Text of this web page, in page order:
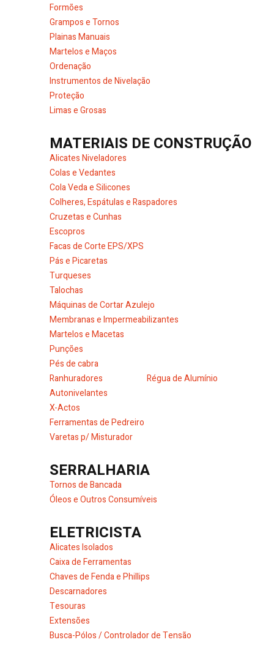
Formões
Grampos e Tornos
Plainas Manuais
Martelos e Maços
Ordenação
Instrumentos de Nivelação
Proteção
Limas e Grosas
MATERIAIS DE CONSTRUÇÃO
Alicates Niveladores
Colas e Vedantes
Cola Veda e Silicones
Colheres, Espátulas e Raspadores
Cruzetas e Cunhas
Escopros
Facas de Corte EPS/XPS
Pás e Picaretas
Turqueses
Talochas
Máquinas de Cortar Azulejo
Membranas e Impermeabilizantes
Martelos e Macetas
Punções
Pés de cabra
Ranhuradores
Régua de Alumínio
Autonivelantes
X-Actos
Ferramentas de Pedreiro
Varetas p/ Misturador
SERRALHARIA
Tornos de Bancada
Óleos e Outros Consumíveis
ELETRICISTA
Alicates Isolados
Caixa de Ferramentas
Chaves de Fenda e Phillips
Descarnadores
Tesouras
Extensões
Busca-Pólos / Controlador de Tensão